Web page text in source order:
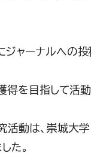
ジャーナルへの投
を目指して活動
動は、崇城大
た。